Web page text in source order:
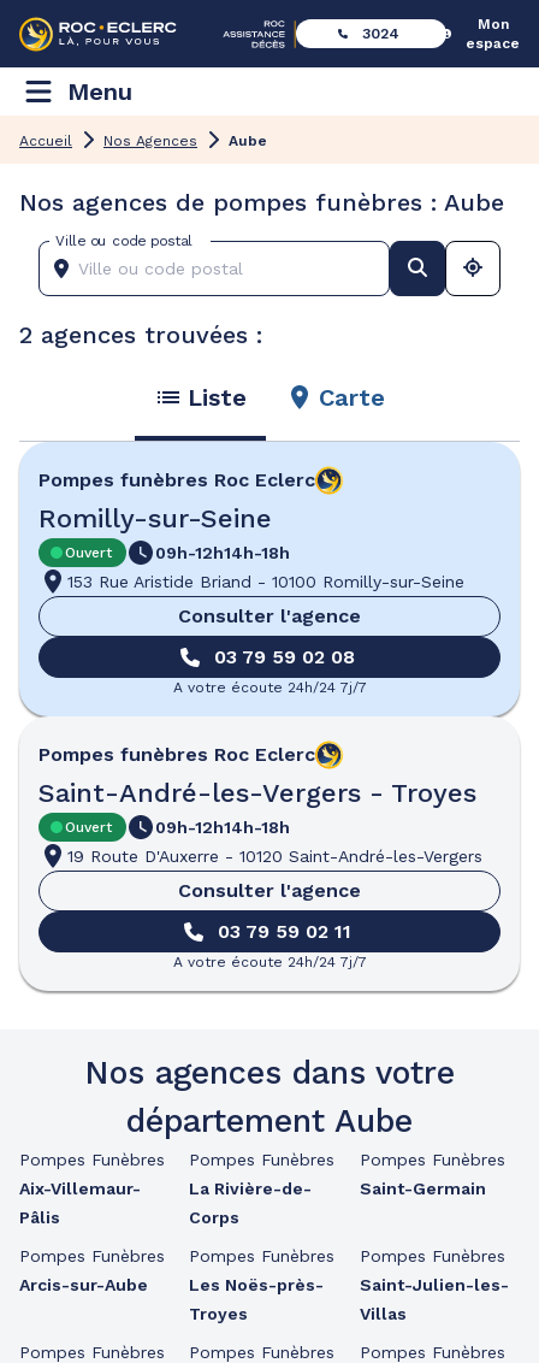
3024
Mon
espace
Menu
Accueil Nos Agences Aube
Nos agences de pompes funèbres : Aube
Ville ou code postal
2 agences trouvées :
Liste Carte
Pompes funèbres Roc Eclerc
Romilly-sur-Seine
Ouvert 09h-12h14h-18h
153 Rue Aristide Briand - 10100 Romilly-sur-Seine
Consulter l'agence
03 79 59 02 08
A votre écoute 24h/24 7j/7
Pompes funèbres Roc Eclerc
Saint-André-les-Vergers - Troyes
Ouvert 09h-12h14h-18h
19 Route D'Auxerre - 10120 Saint-André-les-Vergers
Consulter l'agence
03 79 59 02 11
A votre écoute 24h/24 7j/7
Nos agences dans votre
département Aube
Pompes Funèbres
Aix-Villemaur-
Pâlis
Pompes Funèbres
Arcis-sur-Aube
Pompes Funèbres
Pompes Funèbres
La Rivière-de-
Corps
Pompes Funèbres
Les Noës-près-
Troyes
Pompes Funèbres
Pompes Funèbres
Saint-Germain
Pompes Funèbres
Saint-Julien-les-
Villas
Pompes Funèbres